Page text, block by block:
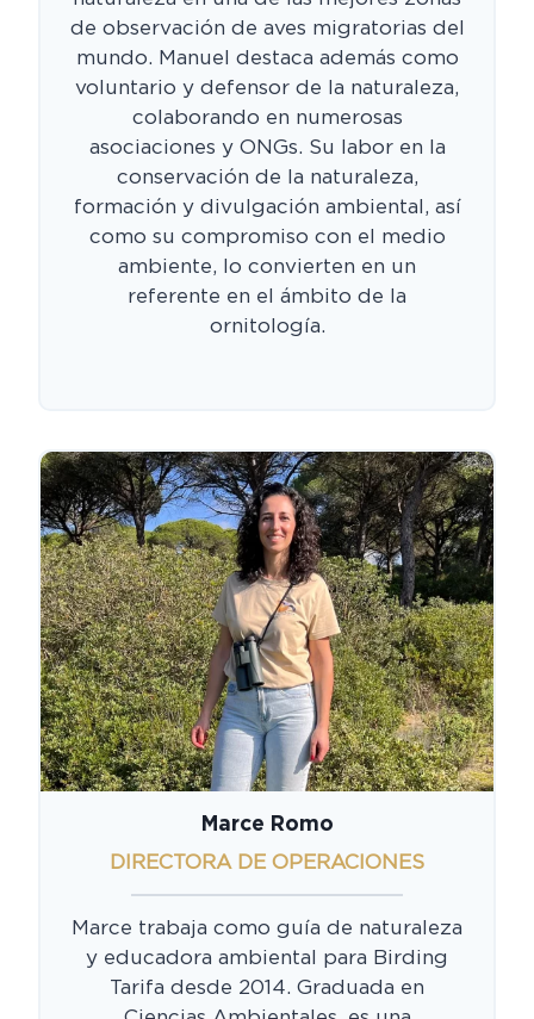
de observación de aves migratorias del
mundo. Manuel destaca además como
voluntario y defensor de la naturaleza,
colaborando en numerosas
asociaciones y ONGs. Su labor en la
conservación de la naturaleza,
formación y divulgación ambiental, así
como su compromiso con el medio
ambiente, lo convierten en un
referente en el ámbito de la
ornitología.
Marce Romo
DIRECTORA DE OPERACIONES
Marce trabaja como guía de naturaleza
y educadora ambiental para Birding
Tarifa desde 2014. Graduada en